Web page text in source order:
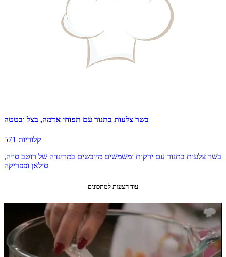
בשר צלעות בתנור עם תפוחי אדמה, בצל ובטטה
571 קלוריות
בשר צלעות בתנור עם ירקות ומשמשים מיובשים במרינדה של רוטב סויה,
סילאן ופפריקה
עוד הצעות למתכונים